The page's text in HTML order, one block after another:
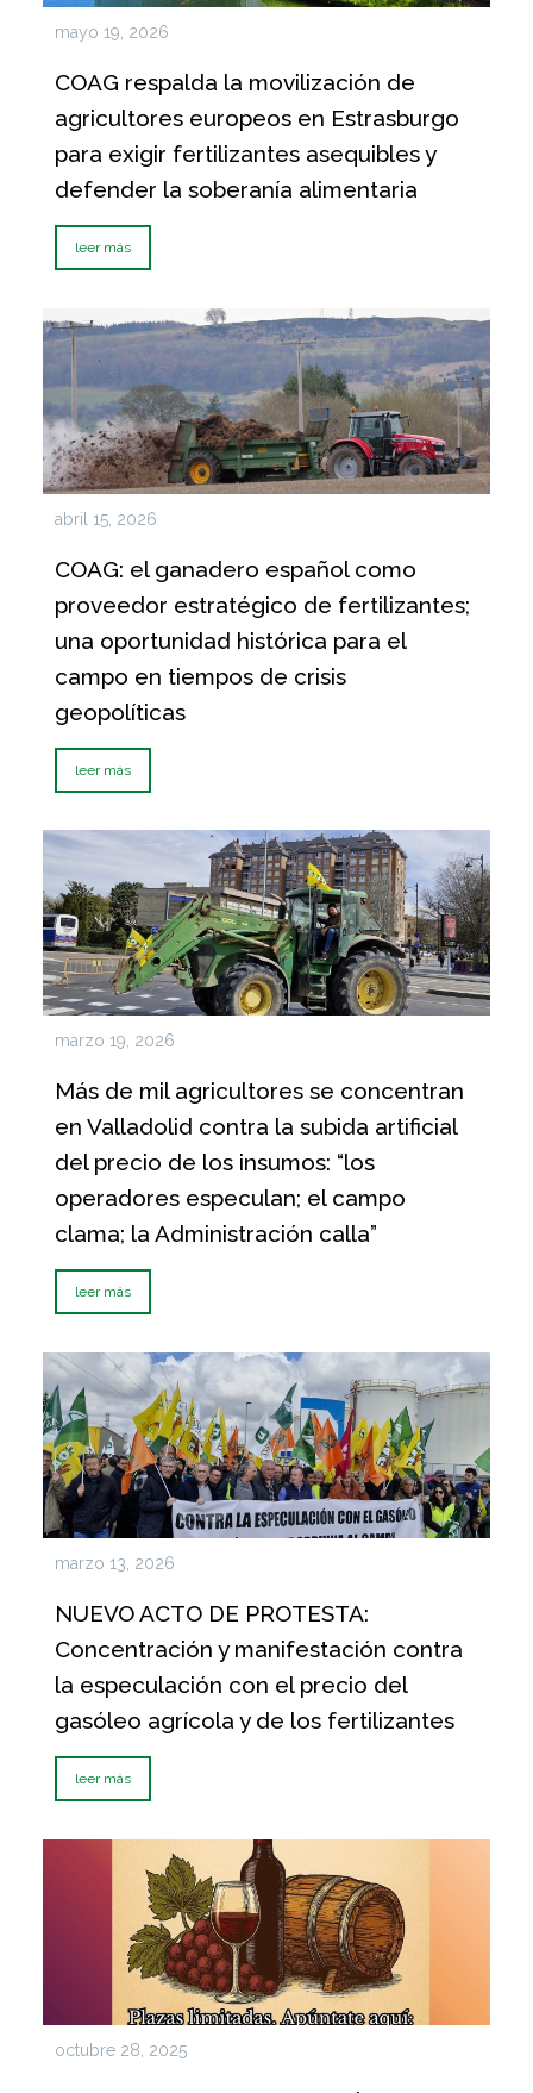
mayo 19, 2026
COAG respalda la movilización de
agricultores europeos en Estrasburgo
para exigir fertilizantes asequibles y
defender la soberanía alimentaria
leer más
abril 15, 2026
COAG: el ganadero español como
proveedor estratégico de fertilizantes;
una oportunidad histórica para el
campo en tiempos de crisis
geopolíticas
leer más
marzo 19, 2026
Más de mil agricultores se concentran
en Valladolid contra la subida artificial
del precio de los insumos: “los
operadores especulan; el campo
clama; la Administración calla”
leer más
marzo 13, 2026
NUEVO ACTO DE PROTESTA:
Concentración y manifestación contra
la especulación con el precio del
gasóleo agrícola y de los fertilizantes
leer más
octubre 28, 2025